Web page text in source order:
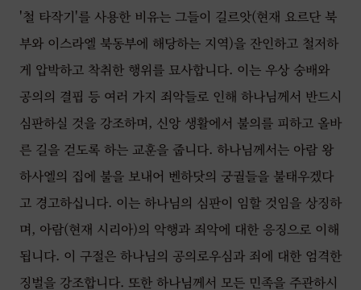
'철 타작기'를 사용한 비유는 그들이 길르앗(현재 요르단 북
부와 이스라엘 북동부에 해당하는 지역)을 잔인하고 철저하
게 압박하고 착취한 행위를 묘사합니다. 이는 우상 숭배와
공의의 결핍 등 여러 가지 죄악들로 인해 하나님께서 반드시
심판하실 것을 강조하며, 신앙 생활에서 불의를 피하고 올바
른 길을 걷도록 하는 교훈을 줍니다. 하나님께서는 아람 왕
하사엘의 집에 불을 보내어 벤하닷의 궁궐들을 불태우겠다
고 경고하십니다. 이는 하나님의 심판이 임할 것임을 상징하
며, 아람(현재 시리아)의 악행과 죄악에 대한 응징으로 이해
됩니다. 이 구절은 하나님의 공의로우심과 죄에 대한 엄격한
징벌을 강조합니다. 또한 하나님께서 모든 민족을 주관하시